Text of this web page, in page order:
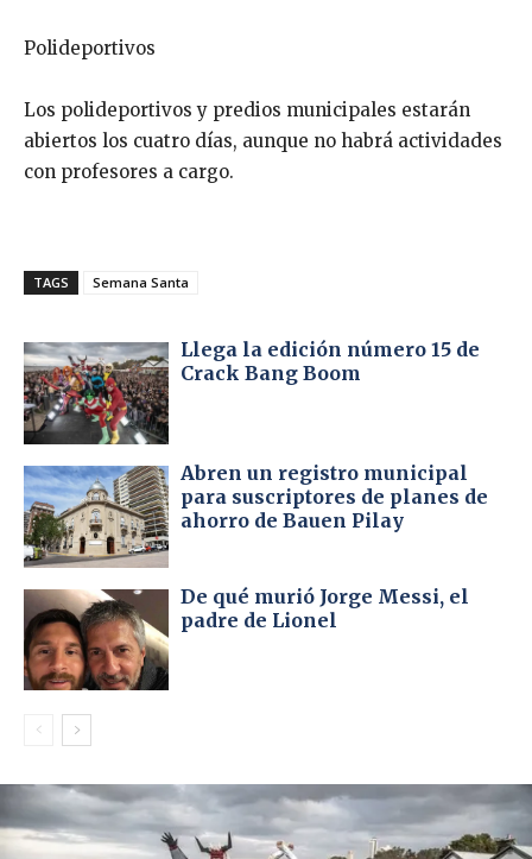
Polideportivos
Los polideportivos y predios municipales estarán
abiertos los cuatro días, aunque no habrá actividades
con profesores a cargo.
TAGS Semana Santa
Llega la edición número 15 de
Crack Bang Boom
Abren un registro municipal
para suscriptores de planes de
ahorro de Bauen Pilay
De qué murió Jorge Messi, el
padre de Lionel